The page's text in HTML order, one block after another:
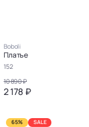
Boboli
Платье
152
10 890 ₽
2 178 ₽
65% SALE